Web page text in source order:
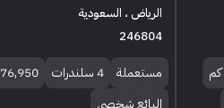
الرياض ، السعودية
246804
مستعملة 4 سلندرات
76,950 كم
البائع شخصي